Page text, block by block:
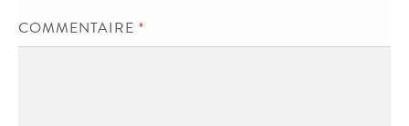
COMMENTAIRE *